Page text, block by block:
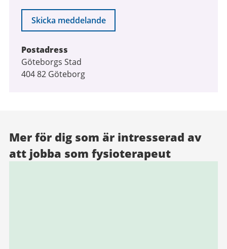
Skicka meddelande
Postadress
Göteborgs Stad
404 82 Göteborg
Mer för dig som är intresserad av
att jobba som fysioterapeut